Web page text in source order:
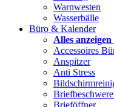
Warnwesten
Wasserbälle
Büro & Kalender
Alles anzeigen
Accessoires
Anspitzer
Anti Stress
Brieföffner